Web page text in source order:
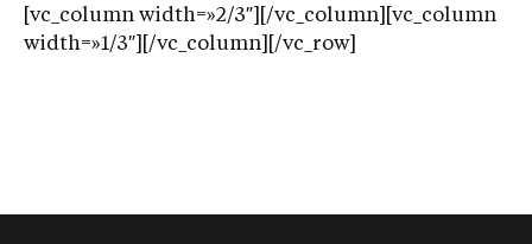
[vc_column width=»2/3″][/vc_column][vc_column
width=»1/3″][/vc_column][/vc_row]